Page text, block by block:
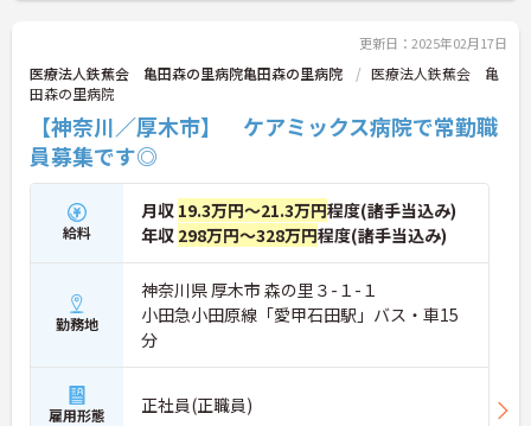
更新日：2025年02月17日
医療法人鉄蕉会 亀田森の里病院亀田森の里病院
医療法人鉄蕉会 亀
田森の里病院
【神奈川／厚木市】 ケアミックス病院で常勤職
員募集です◎
給料
月収 19.3万円～21.3万円程度(諸手当込み)
年収 298万円～328万円程度(諸手当込み)
勤務地
神奈川県 厚木市 森の里３-１-１
小田急小田原線「愛甲石田駅」バス・車15
分
雇用形態 正社員(正職員)